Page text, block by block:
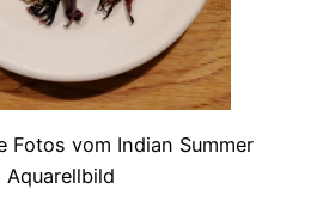
Fotos vom Indian Summer